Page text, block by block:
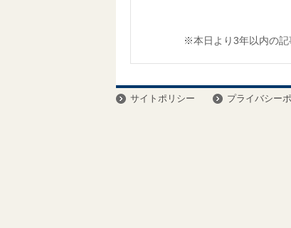
※本日より3年以内の記
サイトポリシー プライバシー